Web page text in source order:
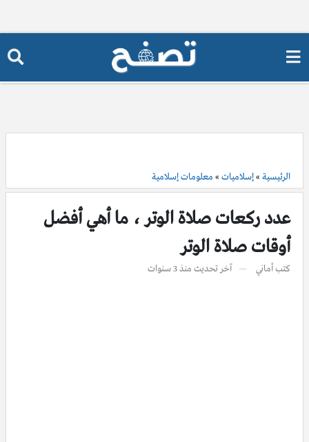
الرئيسية »إسلاميات » معلومات إسلامية
عدد ركعات صلاة الوتر ، ما أهي أفضل
أوقات صلاة الوتر
كتبأماني آخر تحديث منذ 3 سنوات